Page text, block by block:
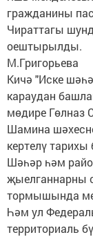
гражданины
Чираттагы
оештырылды.
М.Григорьева
Кичә "Иске
караудан
мөдире Гөлназ
Шамина
кертелү
Шәһәр һәм
җыелганнарны
тормышында
Һәм ул
территориаль